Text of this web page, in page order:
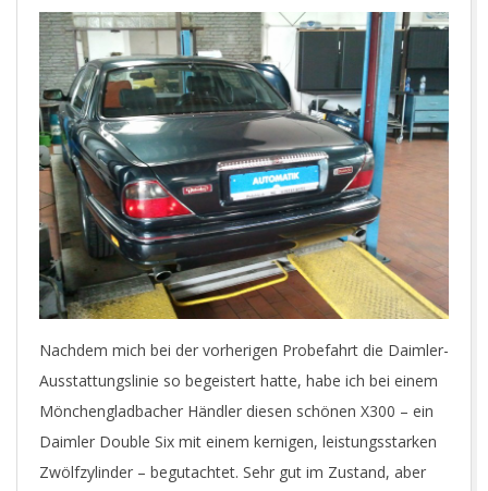
Nachdem mich bei der vorherigen Probefahrt die Daimler-
Ausstattungslinie so begeistert hatte, habe ich bei einem
Mönchengladbacher Händler diesen schönen X300 – ein
Daimler Double Six mit einem kernigen, leistungsstarken
Zwölfzylinder – begutachtet. Sehr gut im Zustand, aber